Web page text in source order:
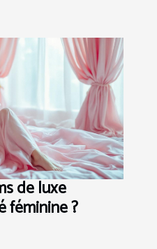
de luxe
féminine ?